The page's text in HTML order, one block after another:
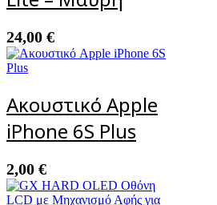
24,00 €
Ακουστικό Apple
iPhone 6S Plus
2,00 €